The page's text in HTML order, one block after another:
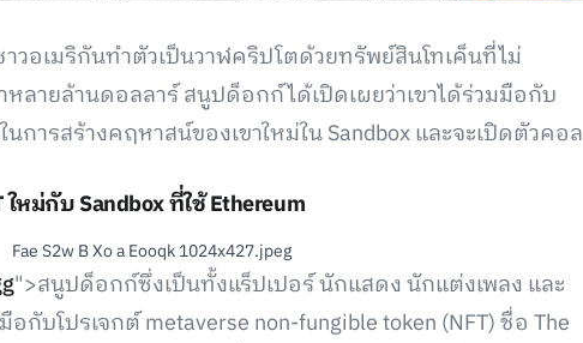
อเมริกันทำตัวเป็นวาฬคริปโตด้วยทรัพย์สินโทเค็นที่ไม่
หลายล้านดอลลาร์ สนูปด็อกก์ได้เปิดเผยว่าเขาได้ร่วมมือกับ
นการสร้างคฤหาสน์ของเขาใหม่ใน Sandbox และจะเปิดตัวคอล
ม่กับ Sandbox ที่ใช้ Ethereum
">สนูปด็อกก์ซึ่งเป็นทั้งแร็ปเปอร์ นักแสดง นักแต่งเพลง และ
กับโปรเจกต์ metaverse non-fungible token (NFT) ชื่อ The